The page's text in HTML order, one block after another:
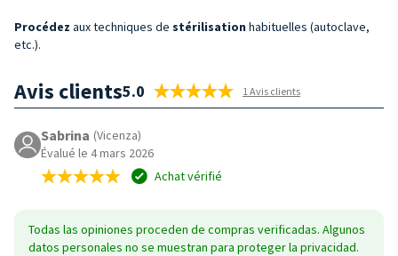
Procédez aux techniques de stérilisation habituelles (autoclave,
etc.).
Avis clients5.0 1 Avis clients
Sabrina (Vicenza)
Évalué le 4 mars 2026
Achat vérifié
Todas las opiniones proceden de compras verificadas. Algunos
datos personales no se muestran para proteger la privacidad.